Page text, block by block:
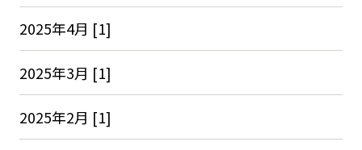
2025年4月 [1]
2025年3月 [1]
2025年2月 [1]